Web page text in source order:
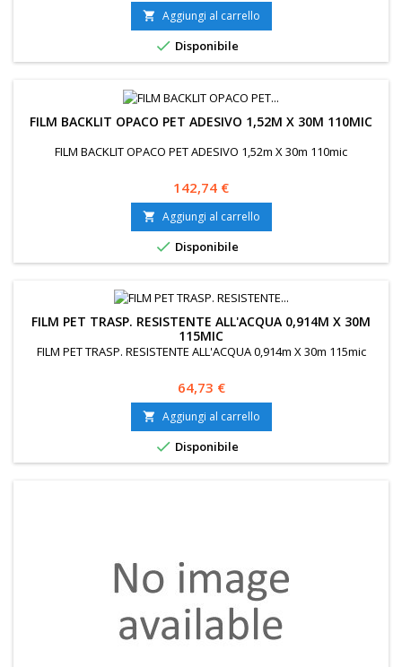
 Aggiungi al carrello
 Disponibile
FILM BACKLIT OPACO PET ADESIVO 1,52M X 30M 110MIC
FILM BACKLIT OPACO PET ADESIVO 1,52m X 30m 110mic
Prezzo
142,74 €
 Aggiungi al carrello
 Disponibile
FILM PET TRASP. RESISTENTE ALL'ACQUA 0,914M X 30M
115MIC
FILM PET TRASP. RESISTENTE ALL'ACQUA 0,914m X 30m 115mic
Prezzo
64,73 €
 Aggiungi al carrello
 Disponibile